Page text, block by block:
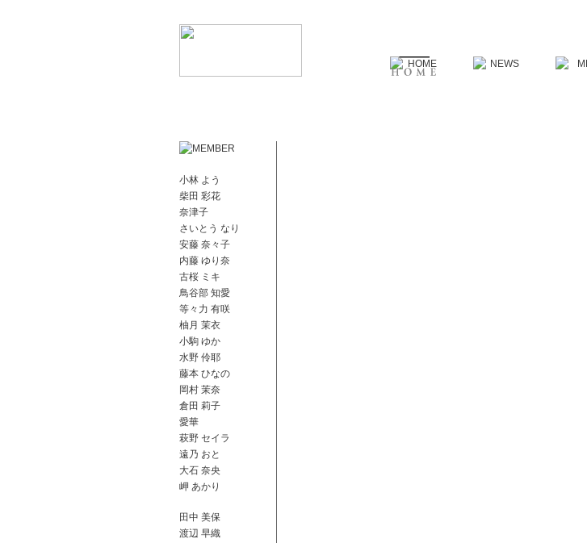
小林 よう
柴田 彩花
奈津子
さいとう なり
安藤 奈々子
内藤 ゆり奈
古桜 ミキ
鳥谷部 知愛
等々力 有咲
柚月 茉衣
小駒 ゆか
水野 伶耶
藤本 ひなの
岡村 茉奈
倉田 莉子
愛華
萩野 セイラ
遠乃 おと
大石 奈央
岬 あかり
田中 美保
渡辺 早織